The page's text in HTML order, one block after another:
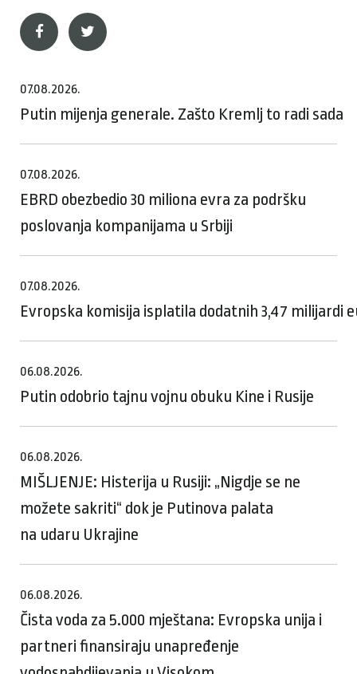
07.08.2026.
Putin mijenja generale. Zašto Kremlj to radi sada
07.08.2026.
EBRD obezbedio 30 miliona evra za podršku
poslovanja kompanijama u Srbiji
07.08.2026.
Evropska komisija isplatila dodatnih 3,47 milijardi
06.08.2026.
Putin odobrio tajnu vojnu obuku Kine i Rusije
06.08.2026.
MIŠLJENJE: Histerija u Rusiji: „Nigdje se ne
možete sakriti“ dok je Putinova palata
na udaru Ukrajine
06.08.2026.
Čista voda za 5.000 mještana: Evropska unija i
partneri finansiraju unapređenje